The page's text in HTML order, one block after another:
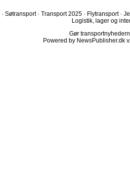
· Søtransport · Transport 2025 · Flytransport ·
Logistik, lager og
Gør
Powered by NewsPublisher.dk